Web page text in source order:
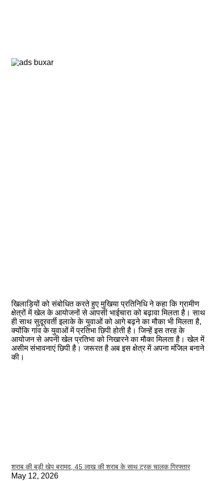
खिलाड़ियों को संबोधित करते हुए मुखिया प्रतिनिधि ने कहा कि ग्रामीण
क्षेत्रों में खेल के आयोजनों से आपसी भाईचारा को बढ़ावा मिलता है। साथ
ही साथ सुदूरवर्ती इलाके के युवाओं को आगे बढ़ने का मौका भी मिलता है,
क्योंकि गांव के युवाओं में प्रतिभा छिपी होती है। जिन्हें इस तरह के
आयोजन से अपनी खेल प्रतिभा को निखारने का मौका मिलता है। खेल में
असीम संभावनाएं छिपी है। जरूरत है अब इस क्षेत्र में अपना मंजिल बनाने
की।
शराब की बड़ी खेप बरामद, 45 लाख की शराब के साथ ट्रक चालक गिरफ्तार
May 12, 2026